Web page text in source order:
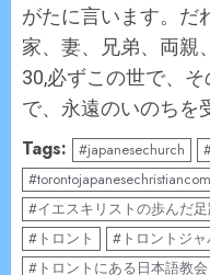
がたに言います。だ
家、妻、兄弟、両親
30,必ずこの世で、
で、永遠のいのちを
Tags: #japanesechurch
#イエスキリストの歩んだ
#トロント
#トロントジ
#トロントにある日本語教会